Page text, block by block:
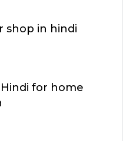
shop in hindi
for home